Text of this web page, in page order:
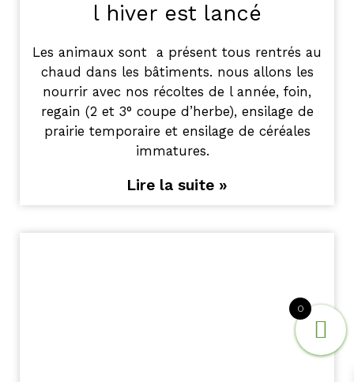
l hiver est lancé
Les animaux sont a présent tous rentrés au
chaud dans les bâtiments. nous allons les
nourrir avec nos récoltes de l année, foin,
regain (2 et 3° coupe d’herbe), ensilage de
prairie temporaire et ensilage de céréales
immatures.
Lire la suite »
0